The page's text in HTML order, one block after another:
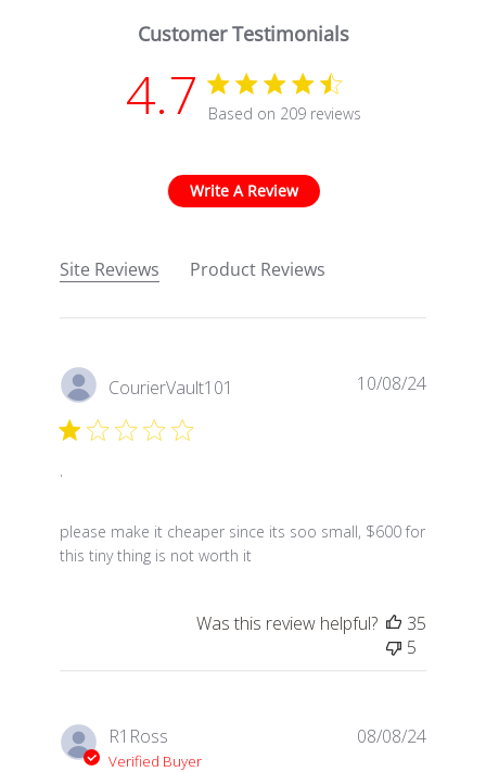
Customer Testimonials
4.7 4.7 star rating
Based on 209 reviews
Write A Review
Site Reviews Product Reviews
CourierVault101
.
please make it cheaper since its soo small, $600 for
this tiny thing is not worth it
read more about review content please make it
10/08/24
Was this review helpful?
35
5
R1Ross
Verified Buyer
08/08/24